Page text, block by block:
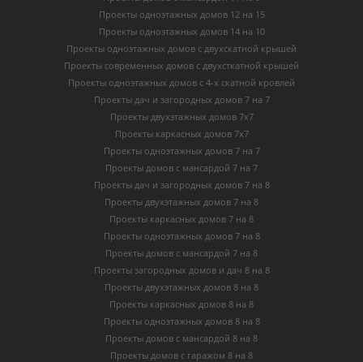
Проекты одноэтажных домов 12 на 15
Проекты одноэтажных домов 14 на 10
Проекты одноэтажных домов с двухскатной крышей
Проекты современных домов с двухсткатной крышей
Проекты одноэтажных домов с 4-х скатной кровлей
Проекты дач и загородных домов 7 на 7
Проекты двухэтажных домов 7х7
Проекты каркасных домов 7х7
Проекты одноэтажных домов 7 на 7
Проекты домов с мансардой 7 на 7
Проекты дач и загородных домов 7 на 8
Проекты двухэтажных домов 7 на 8
Проекты каркасных домов 7 на 8
Проекты одноэтажных домов 7 на 8
Проекты домов с мансардой 7 на 8
Проекты загородных домов и дач 8 на 8
Проекты двухэтажных домов 8 на 8
Проекты каркасных домов 8 на 8
Проекты одноэтажных домов 8 на 8
Проекты домов с мансардой 8 на 8
Проекты домов с гаражом 8 на 8